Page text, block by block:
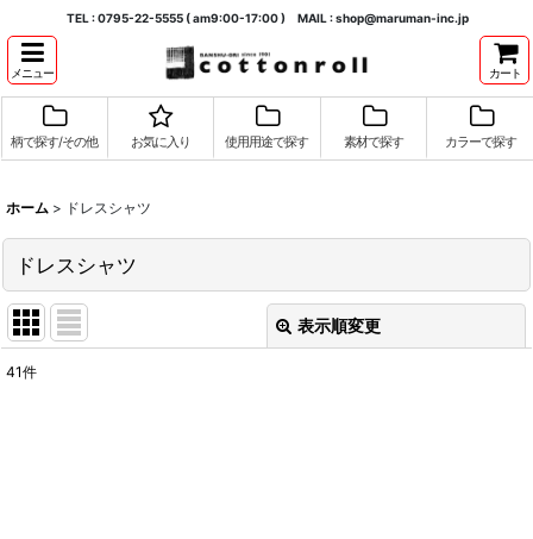
TEL : 0795-22-5555 ( am9:00-17:00 ) MAIL : shop@maruman-inc.jp
メニュー カート
柄で探す/その他 お気に入り 使用用途で探す 素材で探す カラーで探す
ホーム > ドレスシャツ
ドレスシャツ
表示順変更
41件